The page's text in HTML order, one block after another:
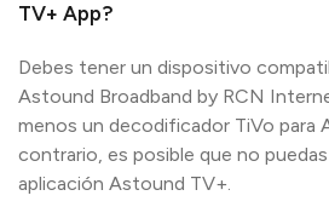
TV+ App?
Debes tener un dispositivo
Astound Broadband by RCN
menos un decodificador TiVo para
contrario, es posible que no
aplicación Astound TV+.